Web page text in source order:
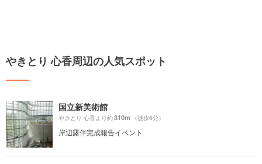
やきとり 心香周辺の人気スポット
国立新美術館
やきとり 心香より約310m （徒歩6分）
岸辺露伴完成報告イベント